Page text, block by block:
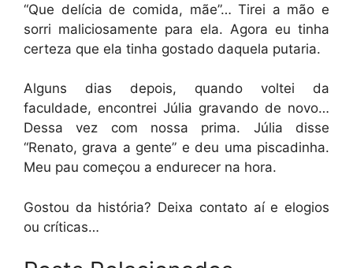
“Que delícia de comida, mãe”… Tirei a mão e
sorri maliciosamente para ela. Agora eu tinha
certeza que ela tinha gostado daquela putaria.
Alguns dias depois, quando voltei da
faculdade, encontrei Júlia gravando de novo…
Dessa vez com nossa prima. Júlia disse
“Renato, grava a gente” e deu uma piscadinha.
Meu pau começou a endurecer na hora.
Gostou da história? Deixa contato aí e elogios
ou críticas…